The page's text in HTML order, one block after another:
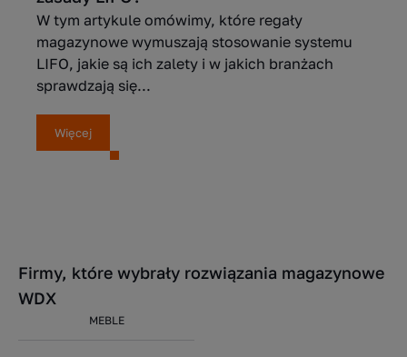
W tym artykule omówimy, które regały
magazynowe wymuszają stosowanie systemu
LIFO, jakie są ich zalety i w jakich branżach
sprawdzają się...
Więcej
Firmy, które wybrały rozwiązania magazynowe
WDX
MEBLE